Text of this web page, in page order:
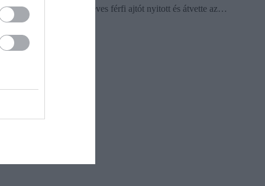
Miután a 41 éves férfi ajtót nyitott és átvette az…